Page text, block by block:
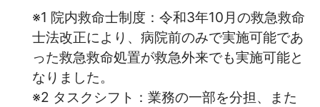
※1 院内救命士制度：令和3年10月の救急救命
士法改正により、病院前のみで実施可能であ
った救急救命処置が救急外来でも実施可能と
なりました。
※2 タスクシフト：業務の一部を分担、また